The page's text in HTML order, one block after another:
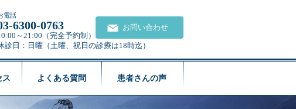
電話
6300-0763
～21:00（完全予約制）
お問い合わせ
診日：日曜（土曜、祝日の診療は18時迄）
ス よくある質問 患者さんの声